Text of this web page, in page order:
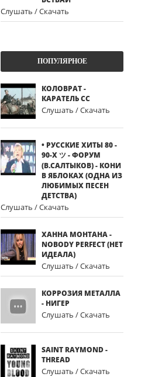
Слушать / Скачать
ПОПУЛЯРНОЕ
КОЛОВРАТ -
КАРАТЕЛЬ СС
Слушать / Скачать
• РУССКИЕ ХИТЫ 80 -
90-Х ツ - ФОРУМ
(В.САЛТЫКОВ) - КОНИ
В ЯБЛОКАХ (ОДНА ИЗ
ЛЮБИМЫХ ПЕСЕН
ДЕТСТВА)
Слушать / Скачать
ХАННА МОНТАНА -
NOBODY PERFECT (НЕТ
ИДЕАЛА)
Слушать / Скачать
КОРРОЗИЯ МЕТАЛЛА
- НИГЕР
Слушать / Скачать
SAINT RAYMOND -
THREAD
Слушать / Скачать